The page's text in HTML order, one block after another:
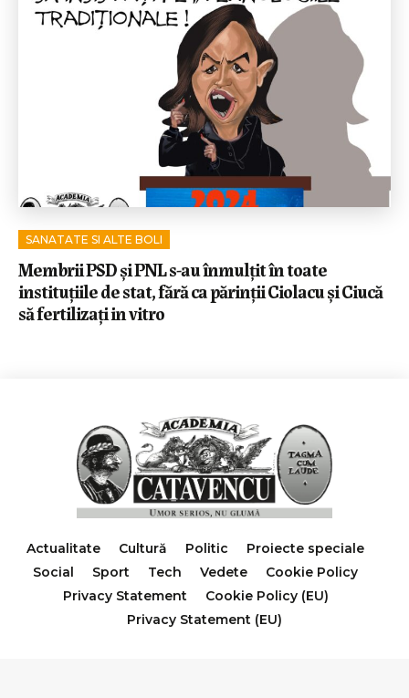
SANATATE SI ALTE BOLI
Membrii PSD și PNL s-au înmulțit în toate
instituțiile de stat, fără ca părinții Ciolacu și Ciucă
să fertilizați in vitro
Actualitate Cultură Politic
Proiecte speciale
Social
Sport Tech Vedete
Cookie Policy
Privacy Statement
Cookie Policy (EU)
Privacy Statement (EU)